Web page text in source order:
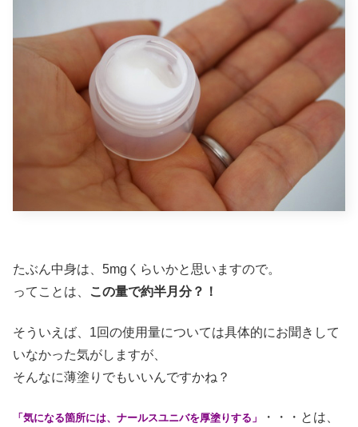
たぶん中身は、5mgくらいかと思いますので。
ってことは、
この量で約半月分？！
そういえば、1回の使用量については具体的にお聞きして
いなかった気がしますが、
そんなに薄塗りでもいいんですかね？
「気になる箇所には、ナールスユニバを厚塗りする」
・・・とは、